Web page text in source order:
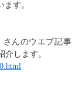
す。
さんのウエブ記事
介します。